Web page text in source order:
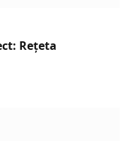
Rețeta